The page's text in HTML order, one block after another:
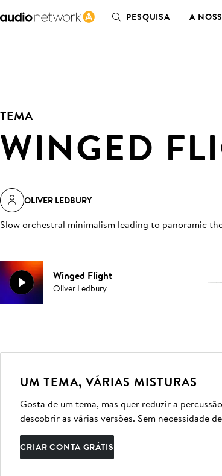
PESQUISA A
TEMA
WINGED
OLIVER LEDBURY
Slow orchestral minimalism leading to panoramic
Winged Flight
Oliver Ledbury
UM TEMA, VÁRIAS MISTURAS
Gosta de um tema, mas quer reduzir a
descobrir as várias versões. Sem necessidade
CRIAR CONTA GRÁTIS